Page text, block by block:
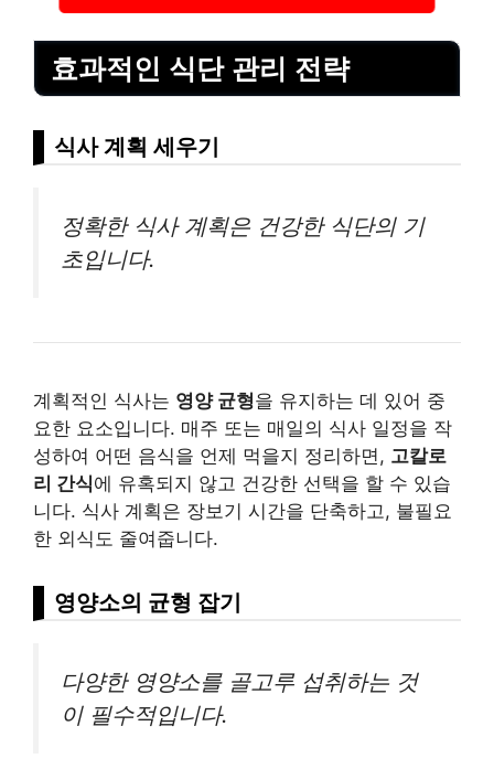
효과적인 식단 관리 전략
식사 계획 세우기
정확한 식사 계획은 건강한 식단의 기
초입니다.
계획적인 식사는 영양 균형을 유지하는 데 있어 중
요한 요소입니다. 매주 또는 매일의 식사 일정을 작
성하여 어떤 음식을 언제 먹을지 정리하면, 고칼로
리 간식에 유혹되지 않고 건강한 선택을 할 수 있습
니다. 식사 계획은 장보기 시간을 단축하고, 불필요
한 외식도 줄여줍니다.
영양소의 균형 잡기
다양한 영양소를 골고루 섭취하는 것
이 필수적입니다.